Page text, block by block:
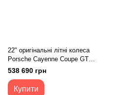
22" оригінальні літні колеса
Porsche Cayenne Coupe GT
9Y0
(9Y3601025AN/9Y3601025AP)
538 690 грн
Купити